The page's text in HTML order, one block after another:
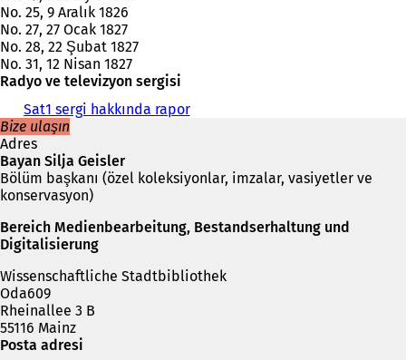
No. 25, 9 Aralık 1826
No. 27, 27 Ocak 1827
No. 28, 22 Şubat 1827
No. 31, 12 Nisan 1827
Radyo ve televizyon sergisi
Sat1 sergi hakkında rapor(
i
r
k
Bize ulaşın
Adres
Bayan Silja Geisler
Bölüm başkanı (özel koleksiyonlar, imzalar, vasiyetler ve
konservasyon)
Bereich Medienbearbeitung, Bestandserhaltung und
Digitalisierung
Wissenschaftliche Stadtbibliothek
Oda609
Rheinallee 3 B
55116 Mainz
Posta adresi